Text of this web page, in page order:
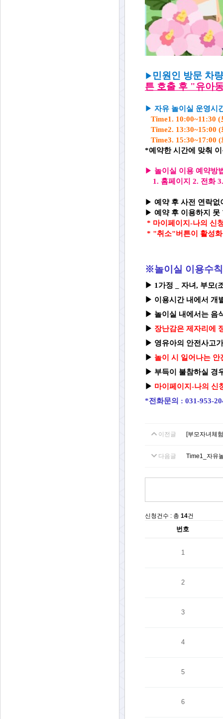
▶ 민원인 방문 차
튼 호출 후 "유아
▶ 자유 놀이실 운영시
Time1. 10:00~11:30
Time2. 13:30~15:00
Time3. 15:30~17:00
*예약한 시간에 맞춰
▶ 놀이실 이용 예약방
1. 홈페이지 2. 전화
▶ 예약 후 사전 연락없
▶ 예약 후 이용하지 못
* 마이페이지-나의 신
* "취소"버튼이 활성화
※놀이실 이용수
▶ 1가정 _ 자녀, 부모(
▶ 이용시간 내에서 개
▶ 놀이실 내에서는 음
▶ 장난감은 제자리에
▶ 영유아의 안전사고
▶ 놀이 시 일어나는
▶ 부득이 불참하실 경
▶ 마이페이지-나의 신
*전화문의 : 031-953-
이전글 [부모자녀체
다음글 Time1_자유
신청건수 : 총 14건
번호
1
2
3
4
5
6